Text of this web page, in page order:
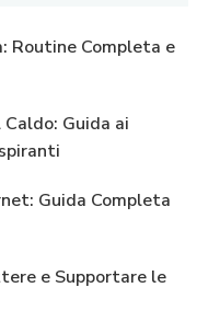
Routine Completa e
Guida ai
Guida Completa
e Supportare le